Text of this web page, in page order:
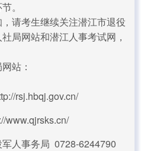
。
请考生继续关注潜江市退役
局网站和潜江人事考试网，
站：
rsj.hbqj.gov.cn/
www.qjrsks.cn/
人事务局 0728-6244790